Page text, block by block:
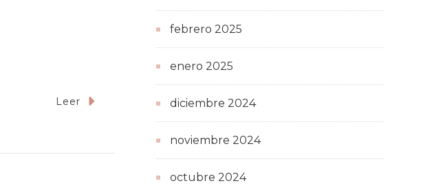
Leer
febrero 2025
enero 2025
diciembre 2024
noviembre 2024
octubre 2024